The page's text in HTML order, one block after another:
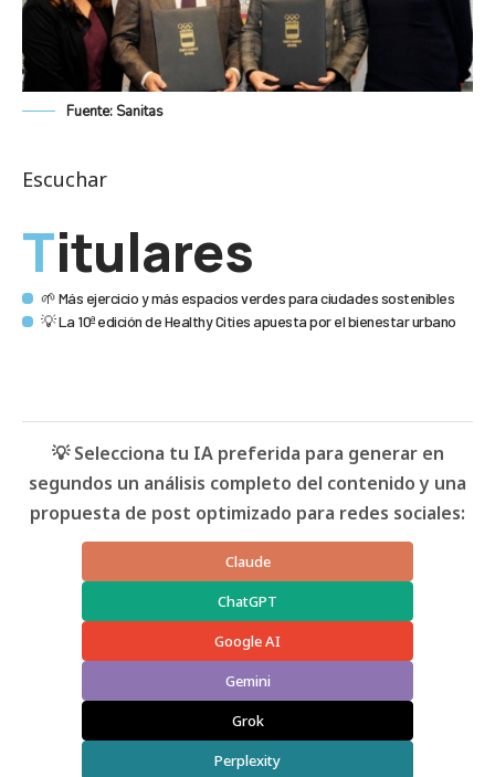
Fuente: Sanitas
Escuchar
Titulares
🌱 Más ejercicio y más espacios verdes para ciudades sostenibles
💡 La 10ª edición de Healthy Cities apuesta por el bienestar urbano
💡 Selecciona tu IA preferida para generar en
segundos un análisis completo del contenido y una
propuesta de post optimizado para redes sociales:
Claude
ChatGPT
Google AI
Gemini
Grok
Perplexity